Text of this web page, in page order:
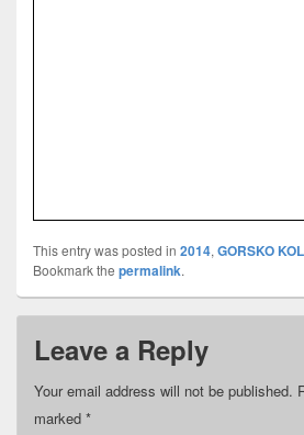
This entry was posted in 2014, GORSKO
Bookmark the permalink.
Leave a Reply
Your email address will not be published.
marked *